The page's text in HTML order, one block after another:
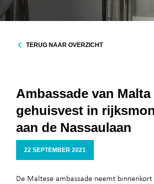
TERUG NAAR OVERZICHT
Ambassade van
gehuisvest in
aan de Nassaulaan
22 SEPTEMBER 2021
De Maltese ambassade neemt